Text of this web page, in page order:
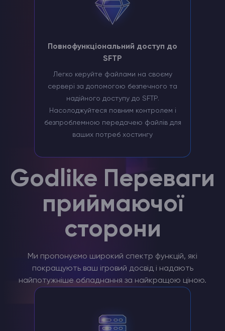
Повнофункціональний доступ до
SFTP
Легко керуйте файлами на своєму
сервері за допомогою безпечного та
надійного доступу до SFTP.
Насолоджуйтеся повним контролем і
безпроблемною передачею файлів для
ваших потреб хостингу
Godlike Переваги
приймаючої
сторони
Ми пропонуємо широкий спектр функцій, які
покращують ваш ігровий досвід і надають
найпотужніше обладнання за найкращою ціною.